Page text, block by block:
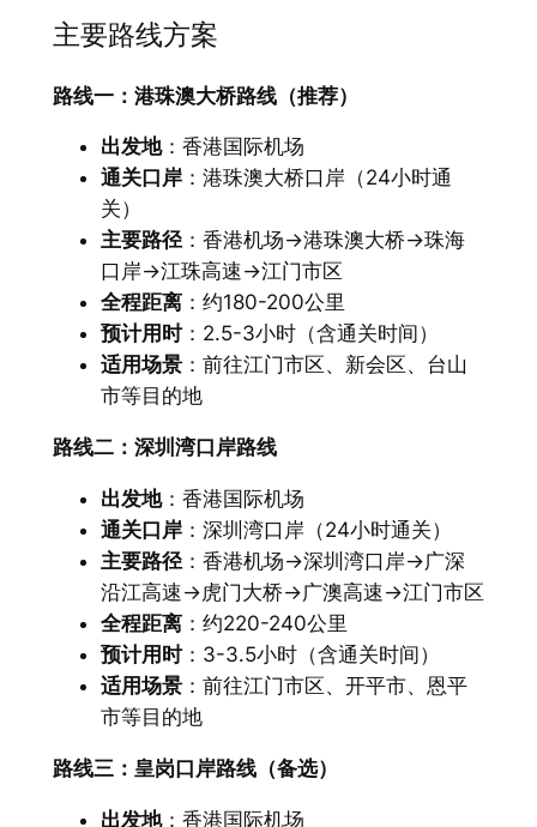
主要路线方案
路线一：港珠澳大桥路线（推荐）
出发地：香港国际机场
通关口岸：港珠澳大桥口岸（24小时通
关）
主要路径：香港机场→港珠澳大桥→珠海
口岸→江珠高速→江门市区
全程距离：约180-200公里
预计用时：2.5-3小时（含通关时间）
适用场景：前往江门市区、新会区、台山
市等目的地
路线二：深圳湾口岸路线
出发地：香港国际机场
通关口岸：深圳湾口岸（24小时通关）
主要路径：香港机场→深圳湾口岸→广深
沿江高速→虎门大桥→广澳高速→江门市区
全程距离：约220-240公里
预计用时：3-3.5小时（含通关时间）
适用场景：前往江门市区、开平市、恩平
市等目的地
路线三：皇岗口岸路线（备选）
出发地：香港国际机场